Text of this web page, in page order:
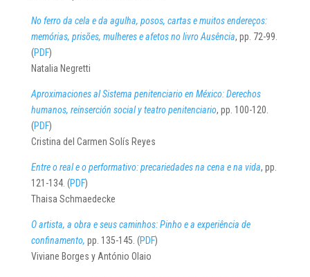
No ferro da cela e da agulha, posos, cartas e muitos endereços:
memórias, prisões, mulheres e afetos no livro Ausência, pp. 72-99.
(PDF)
Natalia Negretti
Aproximaciones al Sistema penitenciario en México: Derechos
humanos, reinserción social y teatro penitenciario, pp. 100-120.
(PDF)
Cristina del Carmen Solís Reyes
Entre o real e o performativo: precariedades na cena e na vida, pp.
121-134. (PDF)
Thaisa Schmaedecke
O artista, a obra e seus caminhos: Pinho e a experiência de
confinamento, pp. 135-145. (PDF)
Viviane Borges y António Olaio